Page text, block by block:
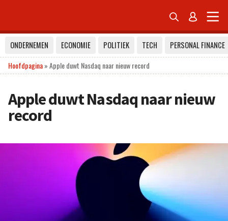
 
ONDERNEMEN ECONOMIE POLITIEK TECH
PERSONAL FINANCE
Hoofdpagina»Apple duwt Nasdaq naar nieuw record
Apple duwt Nasdaq naar nieuw
record